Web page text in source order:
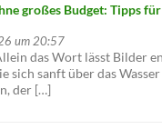
großes Budget: Tipps
um 20:57
das Wort lässt Bilder
sich sanft über das Wasser
der […]